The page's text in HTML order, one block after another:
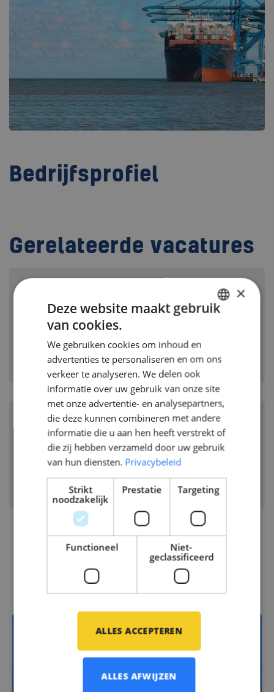
Bedrijfsprofiel
Gerelateerde vacatures
Prozessmanager (m/w/d) – Marine &
Verteidigung
LEMWERDER, DUITSLAND
Branche:
Scheepsbouw
Disciplines:
Business & Economics
Recruitment Consultant
AMSTERDAM, NEDERLAND
Branche:
Jachtbouw, Scheepsbouw,
Offshore Energy
Disciplines:
Business & Economics
Vacatures
13
×
Deze website maakt gebruik
van cookies.
We gebruiken cookies om inhoud en
advertenties te personaliseren en om ons
verkeer te analyseren. We delen ook
informatie over uw gebruik van onze site
met onze advertentie- en analysepartners,
die deze kunnen combineren met andere
informatie die u aan hen heeft verstrekt of
die zij hebben verzameld door uw gebruik
van hun diensten. Privacybeleid
Strikt
noodzakelijk
Prestatie Targeting
Functioneel
Niet-
geclassificeerd
ALLES ACCEPTEREN
ALLES AFWIJZEN